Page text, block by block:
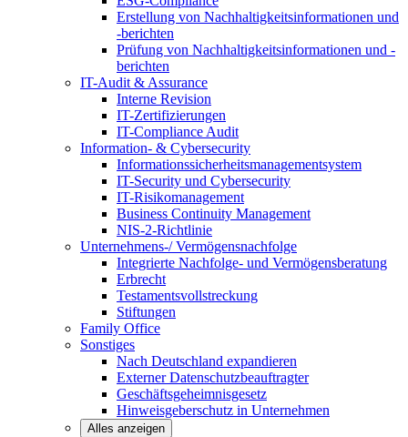
Erstellung von Nachhaltigkeitsinformationen und
-berichten
Prüfung von Nachhaltigkeitsinformationen und -
berichten
IT-Audit & Assurance
Interne Revision
IT-Zertifizierungen
IT-Compliance Audit
Information- & Cybersecurity
Informationssicherheitsmanagementsystem
IT-Security und Cybersecurity
IT-Risikomanagement
Business Continuity Management
NIS-2-Richtlinie
Unternehmens-/Vermögensnachfolge
Integrierte Nachfolge- und Vermögensberatung
Erbrecht
Testamentsvollstreckung
Stiftungen
Family Office
Sonstiges
Nach Deutschland expandieren
Externer Datenschutzbeauftragter
Geschäftsgeheimnisgesetz
Hinweisgeberschutz in Unternehmen
Alles anzeigen